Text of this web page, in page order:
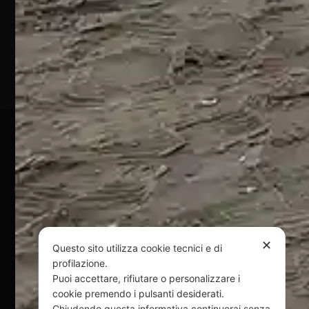
Marina
(TE)
P.Iva
01828920676
Pagamenti Sicuri
@ Copyright 2024 Webpesca è un brand Intent di Federico
Andrenacci P.Iva 01917920678
Via G. Galilei n. 2 – 64018 Tortoreto TE | REA TE-168019 |
Mail:
federicoandrenacci@pec.it
Questo sito è protetto da Google reCAPTCHA
v3,
Privacy Policy eTerms of Servicedi Google.
✕
Questo sito utilizza cookie tecnici e di
profilazione.
Puoi accettare, rifiutare o personalizzare i
cookie premendo i pulsanti desiderati.